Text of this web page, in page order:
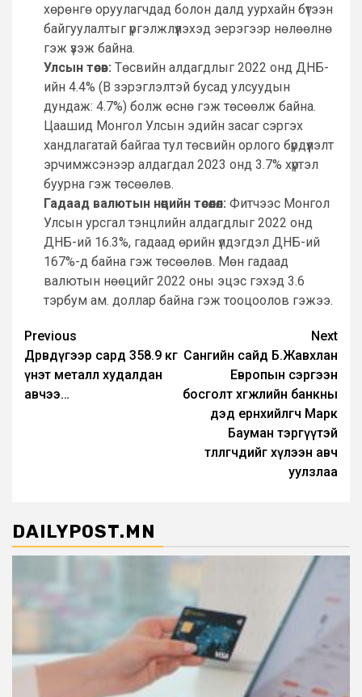
хөрөнгө оруулагчдад болон далд уурхайн бүтээн
байгуулалтыг үргэлжлүүлэхэд эерэгээр нөлөөлнө
гэж үзэж байна.
Улсын төсөв: Төсвийн алдагдлыг 2022 онд ДНБ-
ийн 4.4% (В зэрэглэлтэй бусад улсуудын
дундаж: 4.7%) болж өснө гэж төсөөлж байна.
Цаашид Монгол Улсын эдийн засаг сэргэх
хандлагатай байгаа тул төсвийн орлого бүрдүүлэлт
эрчимжсэнээр алдагдал 2023 онд 3.7% хүртэл
буурна гэж төсөөлөв.
Гадаад валютын нөөцийн төсөөлөл: Фитчээс Монгол
Улсын урсгал тэнцлийн алдагдлыг 2022 онд
ДНБ-ий 16.3%, гадаад өрийн үлдэгдэл ДНБ-ий
167%-д байна гэж төсөөлөв. Мөн гадаад
валютын нөөцийг 2022 оны эцэс гэхэд 3.6
тэрбум ам. доллар байна гэж тооцоолов гэжээ.
Post
navigation
Previous
Дөрөвдүгээр сард 358.9 кг
үнэт металл худалдан
авчээ…
Next
Сангийн сайд Б.Жавхлан
Европын сэргээн
босголт хөгжлийн банкны
дэд ерөнхийлөгч Марк
Бауман тэргүүтэй
төлөөлөгчдийг хүлээн авч
уулзлаа
DAILYPOST.MN